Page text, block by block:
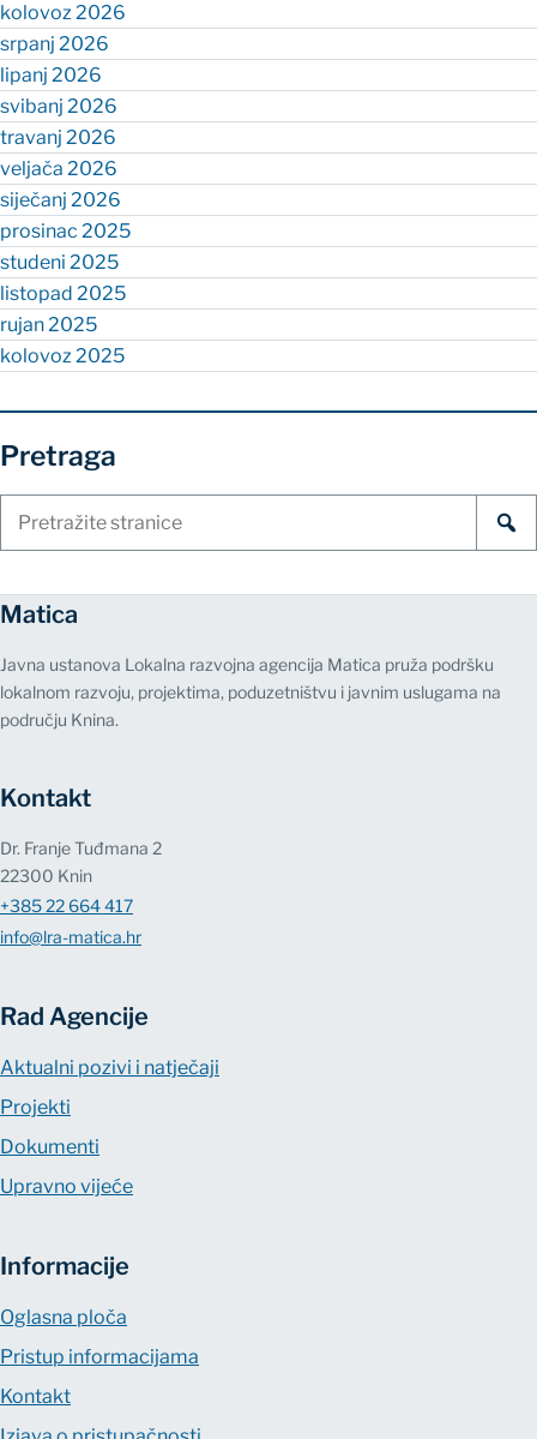
kolovoz 2026
srpanj 2026
lipanj 2026
svibanj 2026
travanj 2026
veljača 2026
siječanj 2026
prosinac 2025
studeni 2025
listopad 2025
rujan 2025
kolovoz 2025
Pretraga
Matica
Javna ustanova Lokalna razvojna agencija Matica pruža podršku
lokalnom razvoju, projektima, poduzetništvu i javnim uslugama na
području Knina.
Kontakt
Dr. Franje Tuđmana 2
22300 Knin
+385 22 664 417
info@lra-matica.hr
Rad Agencije
Aktualni pozivi i natječaji
Projekti
Dokumenti
Upravno vijeće
Informacije
Oglasna ploča
Pristup informacijama
Kontakt